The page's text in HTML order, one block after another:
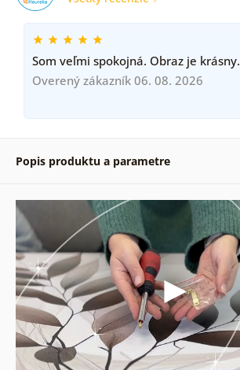
Som veľmi spokojná. Obraz je krásny.
Overený zákazník 06. 08. 2026
Popis produktu a parametre